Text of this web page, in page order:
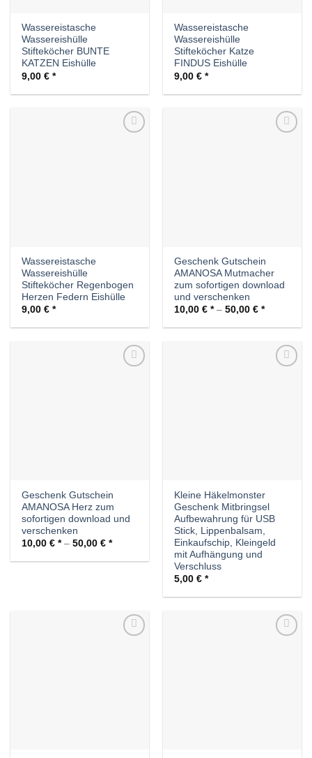
Wassereistasche
Wassereishülle
Stifteköcher BUNTE
KATZEN Eishülle
9,00€
Wassereistasche
Wassereishülle
Stifteköcher Katze
FINDUS Eishülle
9,00€
Wassereistasche
Wassereishülle
Stifteköcher Regenbogen
Herzen Federn Eishülle
9,00€
Geschenk Gutschein
AMANOSA Mutmacher
zum sofortigen download
und verschenken
10,00€ –50,00€
Geschenk Gutschein
AMANOSA Herz zum
sofortigen download und
verschenken
10,00€ –50,00€
Kleine Häkelmonster
Geschenk Mitbringsel
Aufbewahrung für USB
Stick, Lippenbalsam,
Einkaufschip, Kleingeld
mit Aufhängung und
Verschluss
5,00€